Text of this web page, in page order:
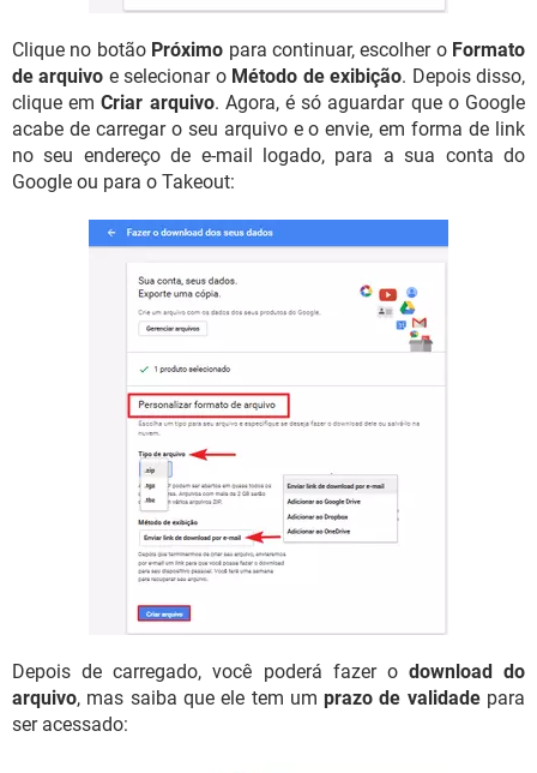
Clique no botão Próximo para continuar, escolher o Formato
de arquivo e selecionar o Método de exibição. Depois disso,
clique emCriar arquivo. Agora, é só aguardar que o Google
acabe de carregar o seu arquivo e o envie, em forma de link
no seu endereço de e-mail logado, para a sua conta do
Google ou para o Takeout:
Depois de carregado, você poderá fazer o download do
arquivo, mas saiba que ele tem umprazo de validadepara
ser acessado: